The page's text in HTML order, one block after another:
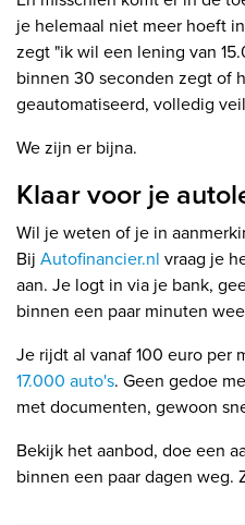
je helemaal niet meer hoeft
zegt "ik wil een lening van
binnen 30 seconden zegt of
geautomatiseerd, volledig
We zijn er bijna.
Klaar voor je
Wil je weten of je in
Bij Autofinancier.nl vraag je
aan. Je logt in via je bank,
binnen een paar minuten
Je rijdt al vanaf 100 euro per
17.000 auto's. Geen gedoe
met documenten, gewoon
Bekijk het aanbod, doe een
binnen een paar dagen weg.